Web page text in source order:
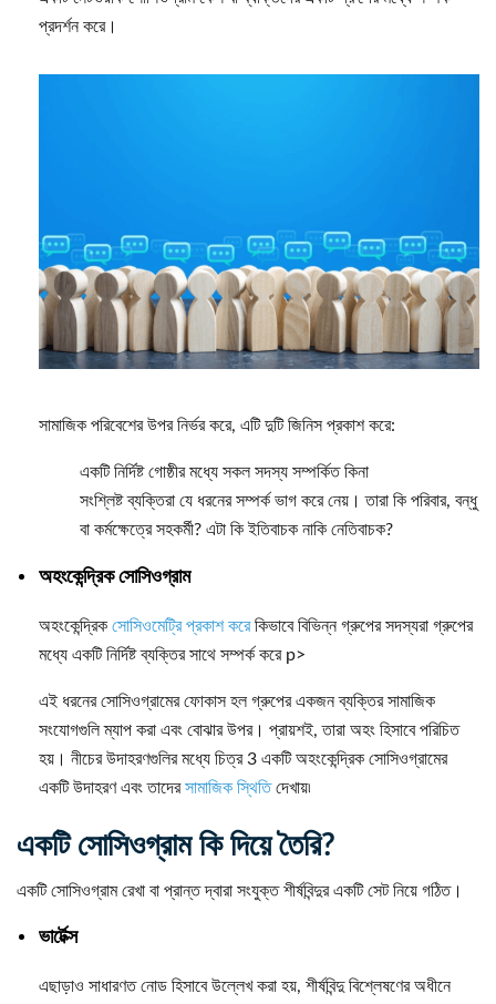
প্রদর্শন করে।
সামাজিক পরিবেশের উপর নির্ভর করে, এটি দুটি জিনিস প্রকাশ করে:
একটি নির্দিষ্ট গোষ্ঠীর মধ্যে সকল সদস্য সম্পর্কিত কিনা
সংশ্লিষ্ট ব্যক্তিরা যে ধরনের সম্পর্ক ভাগ করে নেয়। তারা কি পরিবার, বন্ধু
বা কর্মক্ষেত্রে সহকর্মী? এটা কি ইতিবাচক নাকি নেতিবাচক?
অহংকেন্দ্রিক সোসিওগ্রাম
অহংকেন্দ্রিক সোসিওমেট্রি প্রকাশ করেকিভাবে বিভিন্ন গ্রুপের সদস্যরা গ্রুপের
মধ্যে একটি নির্দিষ্ট ব্যক্তির সাথে সম্পর্ক করে p>
এই ধরনের সোসিওগ্রামের ফোকাস হল গ্রুপের একজন ব্যক্তির সামাজিক
সংযোগগুলি ম্যাপ করা এবং বোঝার উপর। প্রায়শই, তারা অহং হিসাবে পরিচিত
হয়। নীচের উদাহরণগুলির মধ্যে চিত্র 3 একটি অহংকেন্দ্রিক সোসিওগ্রামের
একটি উদাহরণ এবং তাদেরসামাজিক স্থিতিদেখায়৷
একটি সোসিওগ্রাম কি দিয়ে তৈরি?
একটি সোসিওগ্রাম রেখা বা প্রান্ত দ্বারা সংযুক্ত শীর্ষবিন্দুর একটি সেট নিয়ে গঠিত।
ভার্টেক্স
এছাড়াও সাধারণত নোড হিসাবে উল্লেখ করা হয়, শীর্ষবিন্দু বিশ্লেষণের অধীনে